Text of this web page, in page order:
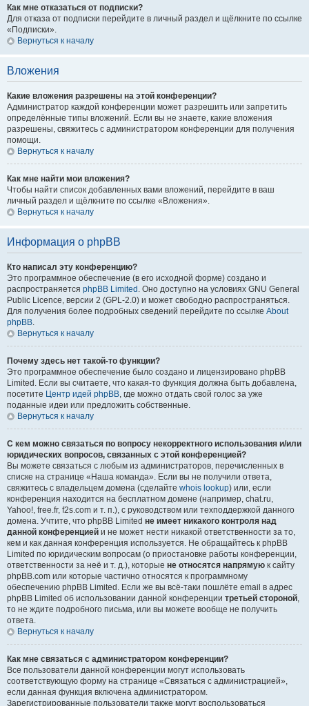
Как мне отказаться от подписки?
Для отказа от подписки перейдите в личный раздел и щёлкните по ссылке
«Подписки».
Вернуться к началу
Вложения
Какие вложения разрешены на этой конференции?
Администратор каждой конференции может разрешить или запретить
определённые типы вложений. Если вы не знаете, какие вложения
разрешены, свяжитесь с администратором конференции для получения
помощи.
Вернуться к началу
Как мне найти мои вложения?
Чтобы найти список добавленных вами вложений, перейдите в ваш
личный раздел и щёлкните по ссылке «Вложения».
Вернуться к началу
Информация о phpBB
Кто написал эту конференцию?
Это программное обеспечение (в его исходной форме) создано и
распространяется phpBB Limited . Оно доступно на условиях GNU General
Public Licence, версии 2 (GPL-2.0) и может свободно распространяться.
Для получения более подробных сведений перейдите по ссылке About
phpBB.
Вернуться к началу
Почему здесь нет такой-то функции?
Это программное обеспечение было создано и лицензировано phpBB
Limited. Если вы считаете, что какая-то функция должна быть добавлена,
посетите Центр идей phpBB, где можно отдать свой голос за уже
поданные идеи или предложить собственные.
Вернуться к началу
С кем можно связаться по вопросу некорректного использования и/или
юридических вопросов, связанных с этой конференцией?
Вы можете связаться с любым из администраторов, перечисленных в
списке на странице «Наша команда». Если вы не получили ответа,
свяжитесь с владельцем домена (сделайте whois lookup) или, если
конференция находится на бесплатном домене (например, chat.ru,
Yahoo!, free.fr, f2s.com и т. п.), с руководством или техподдержкой данного
домена. Учтите, что phpBB Limited не имеет никакого контроля над
данной конференцией и не может нести никакой ответственности за то,
кем и как данная конференция используется. Не обращайтесь к phpBB
Limited по юридическим вопросам (о приостановке работы конференции,
ответственности за неё и т. д.), которые не относятся напрямую к сайту
phpBB.com или которые частично относятся к программному
обеспечению phpBB Limited. Если же вы всё-таки пошлёте email в адрес
phpBB Limited об использовании данной конференции третьей стороной,
то не ждите подробного письма, или вы можете вообще не получить
ответа.
Вернуться к началу
Как мне связаться с администратором конференции?
Все пользователи данной конференции могут использовать
соответствующую форму на странице «Связаться с администрацией»,
если данная функция включена администратором.
Зарегистрированные пользователи также могут воспользоваться